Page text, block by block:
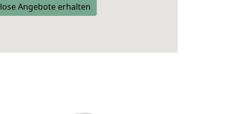
Angebote erhalten